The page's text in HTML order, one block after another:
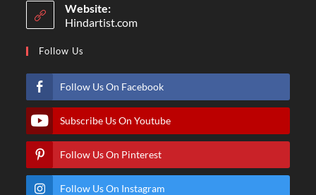
Website:
Hindartist.com
Follow Us
Follow Us On Facebook
Subscribe Us On Youtube
Follow Us On Pinterest
Follow Us On Instagram